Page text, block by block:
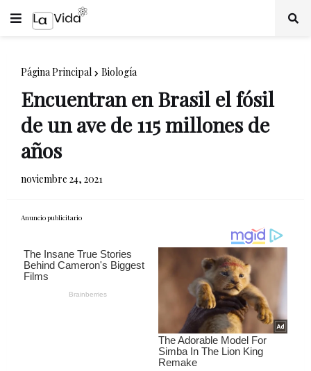
Página Principal Biología
Encuentran en Brasil el fósil
de un ave de 115 millones de
años
noviembre 24, 2021
Anuncio publicitario